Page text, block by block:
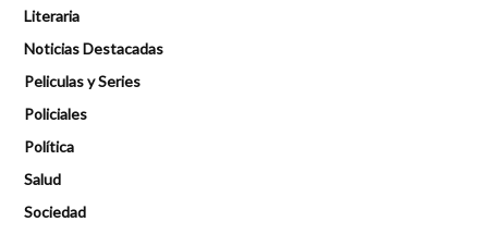
Literaria
Noticias Destacadas
Peliculas y Series
Policiales
Política
Salud
Sociedad